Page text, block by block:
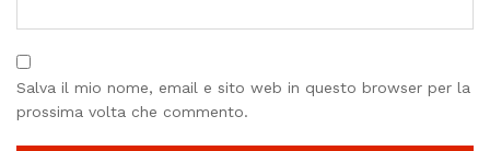
Salva il mio nome, email e sito web in questo browser per la
prossima volta che commento.